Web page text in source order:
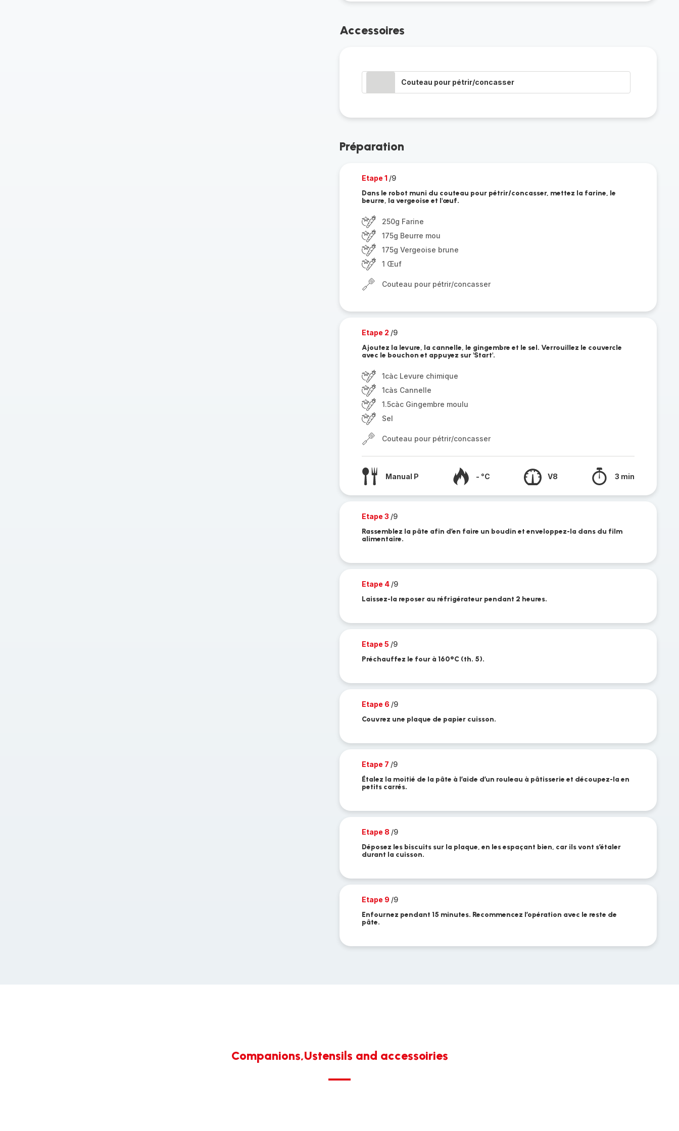
Accessoires
Couteau pour pétrir/concasser
Préparation
Etape 1 /9
Dans le robot muni du couteau pour pétrir/concasser, mettez la farine, le
beurre, la vergeoise et l'œuf.
250g Farine
175g Beurre mou
175g Vergeoise brune
1 Œuf
Couteau pour pétrir/concasser
Etape 2 /9
Ajoutez la levure, la cannelle, le gingembre et le sel. Verrouillez le couvercle
avec le bouchon et appuyez sur 'Start'.
1càc Levure chimique
1càs Cannelle
1.5càc Gingembre moulu
Sel
Couteau pour pétrir/concasser
Manual P - °C V8 3 min
Etape 3 /9
Rassemblez la pâte afin d’en faire un boudin et enveloppez-la dans du film
alimentaire.
Etape 4 /9
Laissez-la reposer au réfrigérateur pendant 2 heures.
Etape 5 /9
Préchauffez le four à 160°C (th. 5).
Etape 6 /9
Couvrez une plaque de papier cuisson.
Etape 7 /9
Étalez la moitié de la pâte à l’aide d’un rouleau à pâtisserie et découpez-la en
petits carrés.
Etape 8 /9
Déposez les biscuits sur la plaque, en les espaçant bien, car ils vont s’étaler
durant la cuisson.
Etape 9 /9
Enfournez pendant 15 minutes. Recommencez l’opération avec le reste de
pâte.
Companions,Ustensils and accessoiries